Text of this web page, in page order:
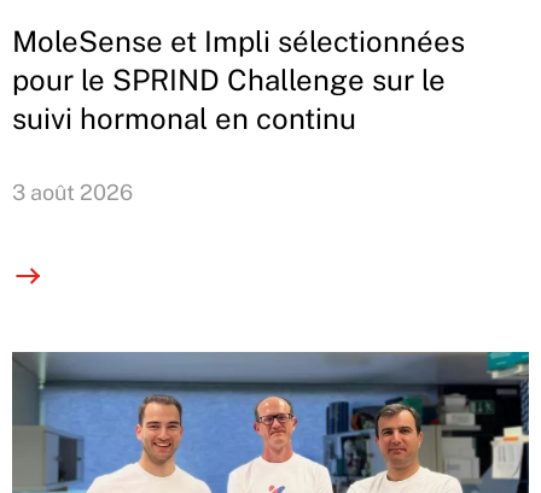
MoleSense et Impli sélectionnées
pour le SPRIND Challenge sur le
suivi hormonal en continu
3 août 2026